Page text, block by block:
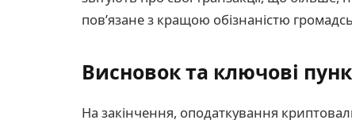
пов’язане з кращою обізнаністю
Висновок та ключові
На закінчення, оподаткування